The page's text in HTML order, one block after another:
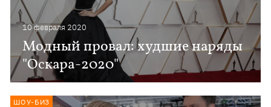
10 февраля 2020
Модный провал: худшие наряды
"Оскара-2020"
ШОУ-БИЗ